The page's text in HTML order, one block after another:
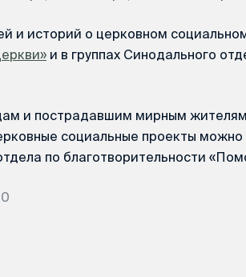
и историй о церковном
и в группах Синодального
и пострадавшим мирным
социальные проекты
по благотворительности